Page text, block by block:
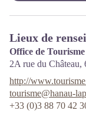
Lieux de
Office de
2A rue du Château,
http://
tourisme@hanau-
+33 (0)3 88 70 42